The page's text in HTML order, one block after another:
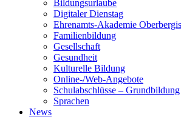
Bildungsurlaube
Digitaler Dienstag
Ehrenamts-Akademie
Familienbildung
Gesellschaft
Gesundheit
Kulturelle Bildung
Online-/Web-Angebote
Schulabschlüsse – Grundbildung
Sprachen
News